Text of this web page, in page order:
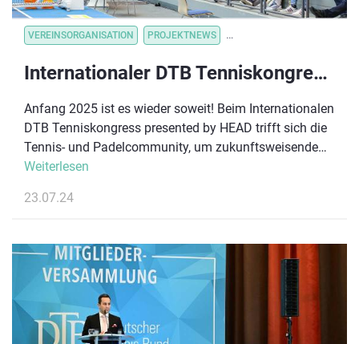
VEREINSORGANISATION PROJEKTNEWS VEREINSORGANISATION
Internationaler DTB Tenniskongress presented by HEAD: Vorläufiges Programm steht
Anfang 2025 ist es wieder soweit! Beim Internationalen
DTB Tenniskongress presented by HEAD trifft sich die
Tennis- und Padelcommunity, um zukunftsweisende
Trends, Chancen aber auch Herausforderungen zu
wichtigsten Netzwerktreffen des DTB und
können, zeigt das vorläufige Programm.
Weiterlesen
23.07.24